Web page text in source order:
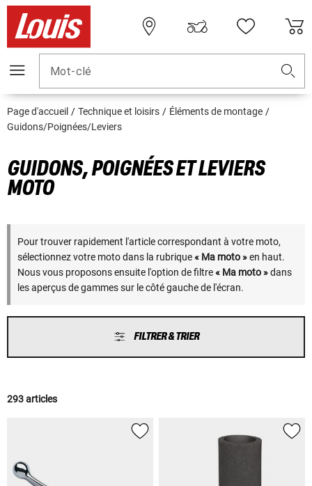
Mot-clé
Page d'accueil Technique et loisirs
Éléments de montage
Guidons/Poignées/Leviers
GUIDONS, POIGNÉES ET LEVIERS
MOTO
Pour trouver rapidement l'article correspondant à votre moto,
sélectionnez votre moto dans la rubrique« Ma moto »en haut.
Nous vous proposons ensuite l'option de filtre« Ma moto »dans
les aperçus de gammes sur le côté gauche de l'écran.
FILTRER & TRIER
293 articles